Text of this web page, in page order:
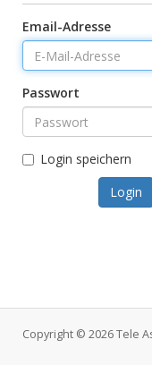
Email-Adresse
Passwort
Login speichern
Copyright © 2026 Tele